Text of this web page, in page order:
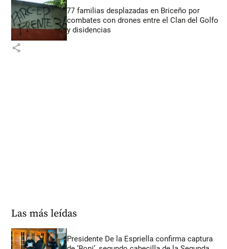
77 familias desplazadas en Briceño por
combates con drones entre el Clan del Golfo
y disidencias
share
Las más leídas
Presidente De la Espriella confirma captura